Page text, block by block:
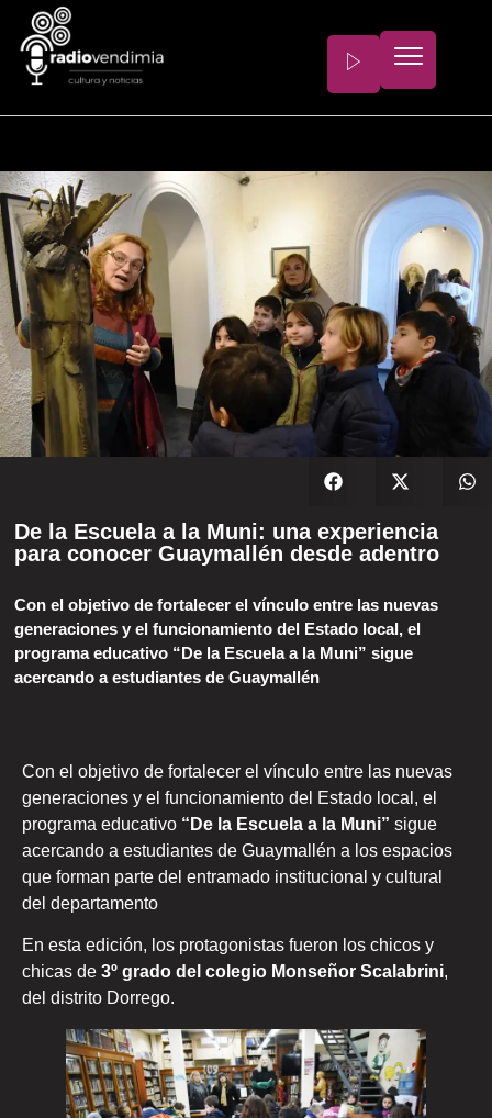
De la Escuela a la Muni: una experiencia
para conocer Guaymallén desde adentro
Con el objetivo de fortalecer el vínculo entre las nuevas
generaciones y el funcionamiento del Estado local, el
programa educativo “De la Escuela a la Muni” sigue
acercando a estudiantes de Guaymallén
Con el objetivo de fortalecer el vínculo entre las nuevas
generaciones y el funcionamiento del Estado local, el
programa educativo “De la Escuela a la Muni” sigue
acercando a estudiantes de Guaymallén a los espacios
que forman parte del entramado institucional y cultural
del departamento
En esta edición, los protagonistas fueron los chicos y
chicas de 3º grado del colegio Monseñor Scalabrini,
del distrito Dorrego.